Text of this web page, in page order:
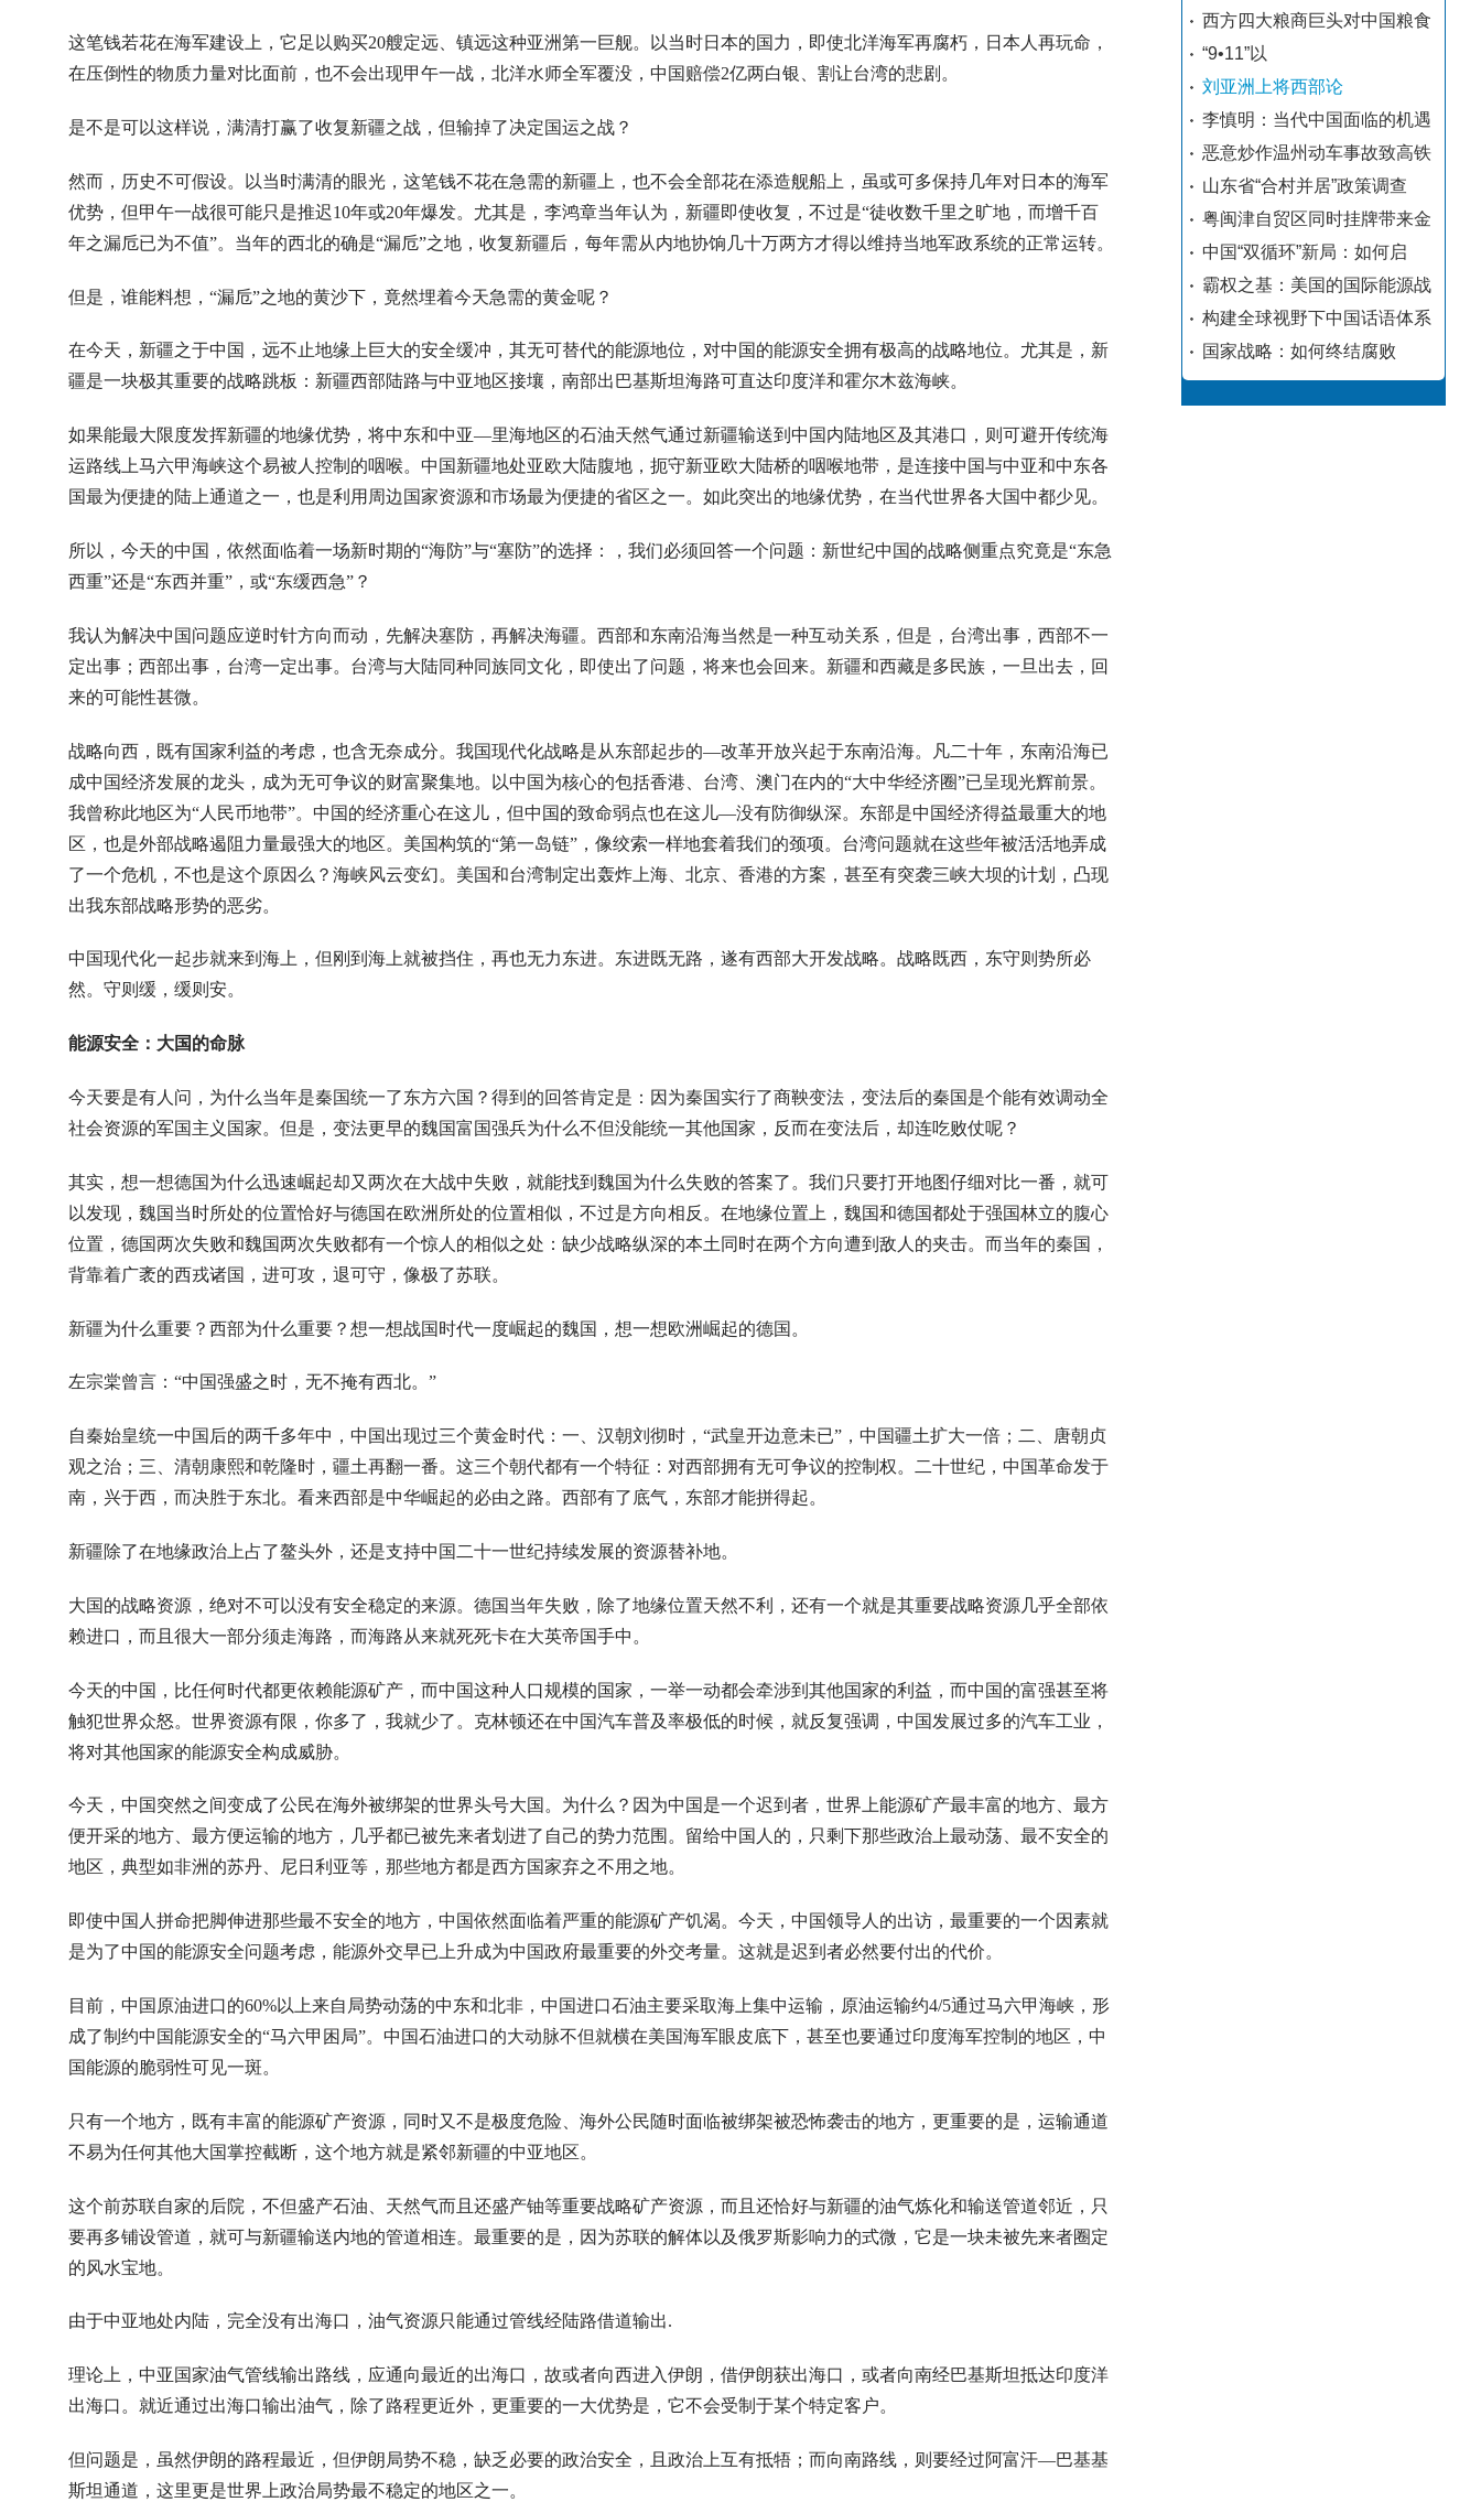
这笔钱若花在海军建设上，它足以购买20艘定远、镇远这种亚洲第一巨舰。以当时日本的国力，即使北洋海军再腐朽，日本人再玩命，
在压倒性的物质力量对比面前，也不会出现甲午一战，北洋水师全军覆没，中国赔偿2亿两白银、割让台湾的悲剧。
是不是可以这样说，满清打赢了收复新疆之战，但输掉了决定国运之战？
然而，历史不可假设。以当时满清的眼光，这笔钱不花在急需的新疆上，也不会全部花在添造舰船上，虽或可多保持几年对日本的海军
优势，但甲午一战很可能只是推迟10年或20年爆发。尤其是，李鸿章当年认为，新疆即使收复，不过是“徒收数千里之旷地，而增千百
年之漏卮已为不值”。当年的西北的确是“漏卮”之地，收复新疆后，每年需从内地协饷几十万两方才得以维持当地军政系统的正常运转。
但是，谁能料想，“漏卮”之地的黄沙下，竟然埋着今天急需的黄金呢？
在今天，新疆之于中国，远不止地缘上巨大的安全缓冲，其无可替代的能源地位，对中国的能源安全拥有极高的战略地位。尤其是，新
疆是一块极其重要的战略跳板：新疆西部陆路与中亚地区接壤，南部出巴基斯坦海路可直达印度洋和霍尔木兹海峡。
如果能最大限度发挥新疆的地缘优势，将中东和中亚—里海地区的石油天然气通过新疆输送到中国内陆地区及其港口，则可避开传统海
运路线上马六甲海峡这个易被人控制的咽喉。中国新疆地处亚欧大陆腹地，扼守新亚欧大陆桥的咽喉地带，是连接中国与中亚和中东各
国最为便捷的陆上通道之一，也是利用周边国家资源和市场最为便捷的省区之一。如此突出的地缘优势，在当代世界各大国中都少见。
所以，今天的中国，依然面临着一场新时期的“海防”与“塞防”的选择：，我们必须回答一个问题：新世纪中国的战略侧重点究竟是“东急
西重”还是“东西并重”，或“东缓西急”？
我认为解决中国问题应逆时针方向而动，先解决塞防，再解决海疆。西部和东南沿海当然是一种互动关系，但是，台湾出事，西部不一
定出事；西部出事，台湾一定出事。台湾与大陆同种同族同文化，即使出了问题，将来也会回来。新疆和西藏是多民族，一旦出去，回
来的可能性甚微。
战略向西，既有国家利益的考虑，也含无奈成分。我国现代化战略是从东部起步的—改革开放兴起于东南沿海。凡二十年，东南沿海已
成中国经济发展的龙头，成为无可争议的财富聚集地。以中国为核心的包括香港、台湾、澳门在内的“大中华经济圈”已呈现光辉前景。
我曾称此地区为“人民币地带”。中国的经济重心在这儿，但中国的致命弱点也在这儿—没有防御纵深。东部是中国经济得益最重大的地
区，也是外部战略遏阻力量最强大的地区。美国构筑的“第一岛链”，像绞索一样地套着我们的颈项。台湾问题就在这些年被活活地弄成
了一个危机，不也是这个原因么？海峡风云变幻。美国和台湾制定出轰炸上海、北京、香港的方案，甚至有突袭三峡大坝的计划，凸现
出我东部战略形势的恶劣。
中国现代化一起步就来到海上，但刚到海上就被挡住，再也无力东进。东进既无路，遂有西部大开发战略。战略既西，东守则势所必
然。守则缓，缓则安。
能源安全：大国的命脉
今天要是有人问，为什么当年是秦国统一了东方六国？得到的回答肯定是：因为秦国实行了商鞅变法，变法后的秦国是个能有效调动全
社会资源的军国主义国家。但是，变法更早的魏国富国强兵为什么不但没能统一其他国家，反而在变法后，却连吃败仗呢？
其实，想一想德国为什么迅速崛起却又两次在大战中失败，就能找到魏国为什么失败的答案了。我们只要打开地图仔细对比一番，就可
以发现，魏国当时所处的位置恰好与德国在欧洲所处的位置相似，不过是方向相反。在地缘位置上，魏国和德国都处于强国林立的腹心
位置，德国两次失败和魏国两次失败都有一个惊人的相似之处：缺少战略纵深的本土同时在两个方向遭到敌人的夹击。而当年的秦国，
背靠着广袤的西戎诸国，进可攻，退可守，像极了苏联。
新疆为什么重要？西部为什么重要？想一想战国时代一度崛起的魏国，想一想欧洲崛起的德国。
左宗棠曾言：“中国强盛之时，无不掩有西北。”
自秦始皇统一中国后的两千多年中，中国出现过三个黄金时代：一、汉朝刘彻时，“武皇开边意未已”，中国疆土扩大一倍；二、唐朝贞
观之治；三、清朝康熙和乾隆时，疆土再翻一番。这三个朝代都有一个特征：对西部拥有无可争议的控制权。二十世纪，中国革命发于
南，兴于西，而决胜于东北。看来西部是中华崛起的必由之路。西部有了底气，东部才能拼得起。
新疆除了在地缘政治上占了鳌头外，还是支持中国二十一世纪持续发展的资源替补地。
大国的战略资源，绝对不可以没有安全稳定的来源。德国当年失败，除了地缘位置天然不利，还有一个就是其重要战略资源几乎全部依
赖进口，而且很大一部分须走海路，而海路从来就死死卡在大英帝国手中。
今天的中国，比任何时代都更依赖能源矿产，而中国这种人口规模的国家，一举一动都会牵涉到其他国家的利益，而中国的富强甚至将
触犯世界众怒。世界资源有限，你多了，我就少了。克林顿还在中国汽车普及率极低的时候，就反复强调，中国发展过多的汽车工业，
将对其他国家的能源安全构成威胁。
今天，中国突然之间变成了公民在海外被绑架的世界头号大国。为什么？因为中国是一个迟到者，世界上能源矿产最丰富的地方、最方
便开采的地方、最方便运输的地方，几乎都已被先来者划进了自己的势力范围。留给中国人的，只剩下那些政治上最动荡、最不安全的
地区，典型如非洲的苏丹、尼日利亚等，那些地方都是西方国家弃之不用之地。
即使中国人拼命把脚伸进那些最不安全的地方，中国依然面临着严重的能源矿产饥渴。今天，中国领导人的出访，最重要的一个因素就
是为了中国的能源安全问题考虑，能源外交早已上升成为中国政府最重要的外交考量。这就是迟到者必然要付出的代价。
目前，中国原油进口的60%以上来自局势动荡的中东和北非，中国进口石油主要采取海上集中运输，原油运输约4/5通过马六甲海峡，形
成了制约中国能源安全的“马六甲困局”。中国石油进口的大动脉不但就横在美国海军眼皮底下，甚至也要通过印度海军控制的地区，中
国能源的脆弱性可见一斑。
只有一个地方，既有丰富的能源矿产资源，同时又不是极度危险、海外公民随时面临被绑架被恐怖袭击的地方，更重要的是，运输通道
不易为任何其他大国掌控截断，这个地方就是紧邻新疆的中亚地区。
这个前苏联自家的后院，不但盛产石油、天然气而且还盛产铀等重要战略矿产资源，而且还恰好与新疆的油气炼化和输送管道邻近，只
要再多铺设管道，就可与新疆输送内地的管道相连。最重要的是，因为苏联的解体以及俄罗斯影响力的式微，它是一块未被先来者圈定
的风水宝地。
由于中亚地处内陆，完全没有出海口，油气资源只能通过管线经陆路借道输出.
理论上，中亚国家油气管线输出路线，应通向最近的出海口，故或者向西进入伊朗，借伊朗获出海口，或者向南经巴基斯坦抵达印度洋
出海口。就近通过出海口输出油气，除了路程更近外，更重要的一大优势是，它不会受制于某个特定客户。
但问题是，虽然伊朗的路程最近，但伊朗局势不稳，缺乏必要的政治安全，且政治上互有抵牾；而向南路线，则要经过阿富汗—巴基基
斯坦通道，这里更是世界上政治局势最不稳定的地区之一。
西方四大粮商巨头对中国粮食
“9•11”以
刘亚洲上将西部论
李慎明：当代中国面临的机遇
恶意炒作温州动车事故致高铁
山东省“合村并居”政策调查
粤闽津自贸区同时挂牌带来金
中国“双循环”新局：如何启
霸权之基：美国的国际能源战
构建全球视野下中国话语体系
国家战略：如何终结腐败